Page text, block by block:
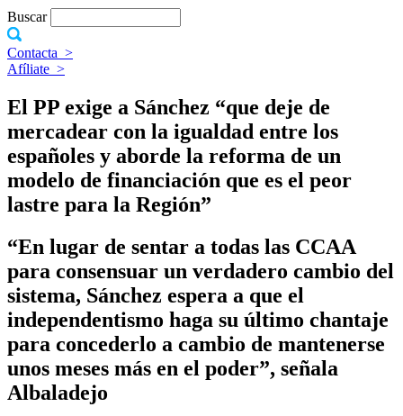
Buscar
Contacta >
Afíliate >
El PP exige a Sánchez “que deje de
mercadear con la igualdad entre los
españoles y aborde la reforma de un
modelo de financiación que es el peor
lastre para la Región”
“En lugar de sentar a todas las CCAA
para consensuar un verdadero cambio del
sistema, Sánchez espera a que el
independentismo haga su último chantaje
para concederlo a cambio de mantenerse
unos meses más en el poder”, señala
Albaladejo